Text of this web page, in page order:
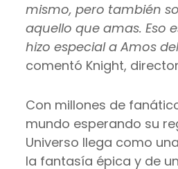
mismo, pero también
aquello que amas. Eso
hizo especial a Amos
comentó Knight,
Con millones de
mundo esperando su
Universo llega como
la fantasía épica y de